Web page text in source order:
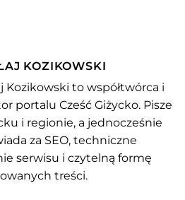
KOZIKOWSKI
Kozikowski to współtwórca i
portalu Cześć Giżycko. Pisze
i regionie, a jednocześnie
za SEO, techniczne
serwisu i czytelną formę
treści.